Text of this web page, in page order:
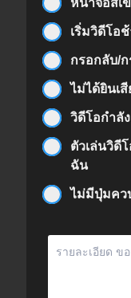
เริ่มวิดีโอช้
กรอกลับ/ก
ไม่ได้ยินเสี
วิดีโอกำลั
ตัวเล่นวิดี
ฉัน
ไม่มีปุ่มคว